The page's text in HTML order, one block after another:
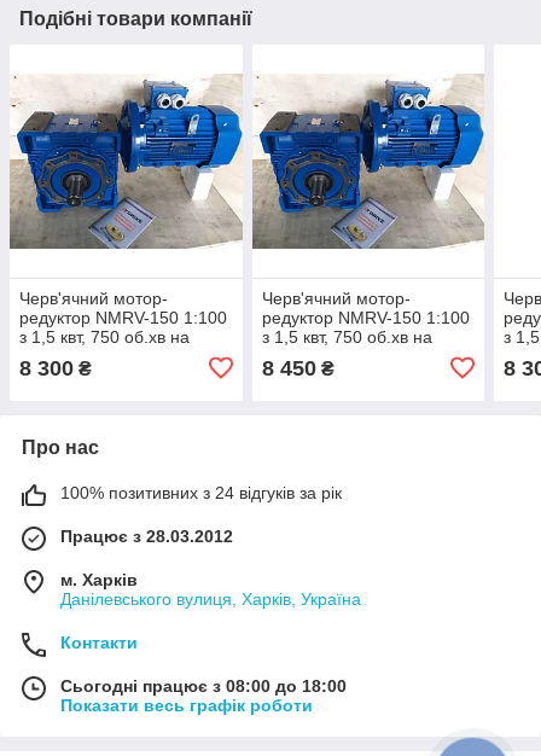
Подібні товари компанії
Черв'ячний мотор-
редуктор NMRV-150 1:100
з 1,5 квт, 750 об.хв на
виході валу редуктора 7,5
про.хв
8 300 ₴
Черв'ячний мотор-
редуктор NMRV-150 1:100
з 1,5 квт, 750 об.хв на
виході валу редуктора 7,5
про.хв
8 450₴
з
8
Про нас
100% позитивних з 24 відгуків за рік
Працює з 28.03.2012
м. Харків
Данілевського вулиця, Харків, Україна
Контакти
Сьогодні працює з 08:00 до 18:00
Показати весь графік роботи